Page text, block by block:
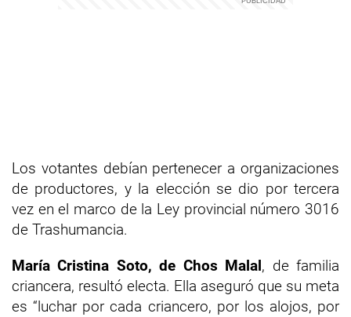
Los votantes debían pertenecer a organizaciones
de productores, y la elección se dio por tercera
vez en el marco de la Ley provincial número 3016
de Trashumancia.
María Cristina Soto, de Chos Malal, de familia
criancera, resultó electa. Ella aseguró que su meta
es “luchar por cada criancero, por los alojos, por